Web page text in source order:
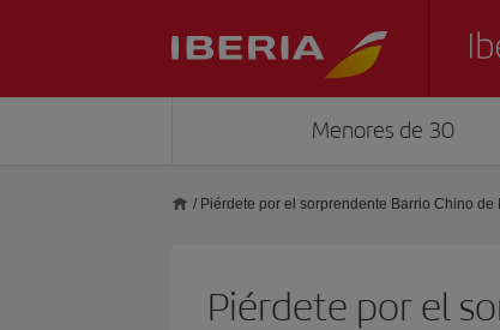
Menores de 30
/ Piérdete por el sorprendente Barrio Chino de
Piérdete por el